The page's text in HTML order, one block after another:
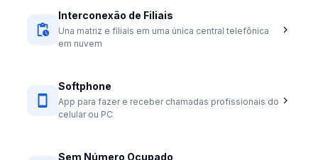
Interconexão de Filiais
Una matriz e filiais em uma única central telefônica
em nuvem
Softphone
App para fazer e receber chamadas profissionais do
celular ou PC
Sem Número Ocupado